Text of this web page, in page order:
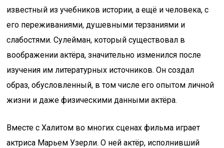
известный из учебников истории, а ещё и человека, с
его переживаниями, душевными терзаниями и
слабостями. Сулейман, который существовал в
воображении актёра, значительно изменился после
изучения им литературных источников. Он создал
образ, обусловленный, в том числе его опытом личной
жизни и даже физическими данными актёра.
Вместе с Халитом во многих сценах фильма играет
актриса Марьем Узерли. О ней актёр, исполнивший